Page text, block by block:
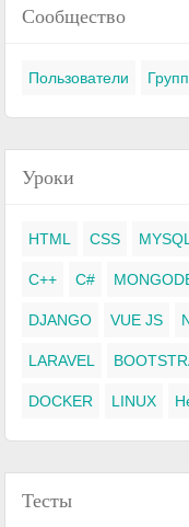
Сообщество
Пользователи
Уроки
HTML CSS MYSQL
C++ C#
DJANGO VUE JS
LARAVEL
DOCKER LINUX
Тесты